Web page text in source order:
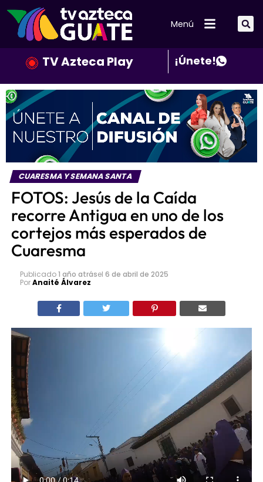
Menú
TV Azteca Play ¡Únete!
CUARESMA Y SEMANA SANTA
FOTOS: Jesús de la Caída
recorre Antigua en uno de los
cortejos más esperados de
Cuaresma
Publicado1 año atrásel 6 de abril de 2025
PorAnaité Álvarez